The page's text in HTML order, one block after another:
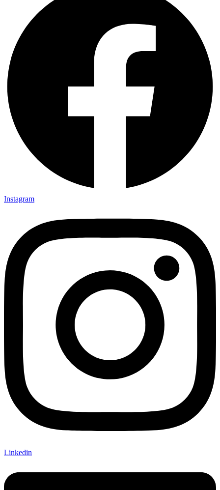
Instagram
Linkedin